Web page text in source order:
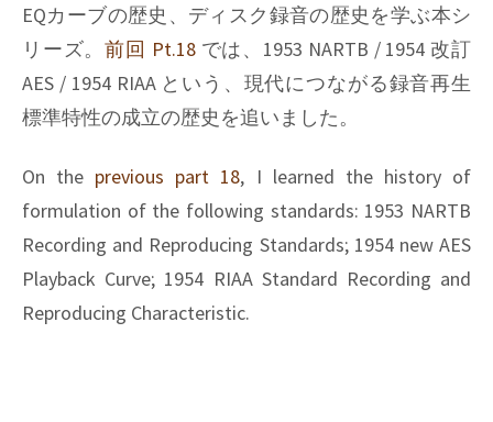
curves,
Pt.
20
EQカーブの歴史、ディスク録音の歴史を学ぶ本シ
リーズ。前回 Pt.18では、1953 NARTB / 1954 改訂
AES / 1954 RIAA という、現代につながる録音再生
標準特性の成立の歴史を追いました。
On the previous part 18, I learned the history of
formulation of the following standards: 1953 NARTB
Recording and Reproducing Standards; 1954 new AES
Playback Curve; 1954 RIAA Standard Recording and
Reproducing Characteristic.